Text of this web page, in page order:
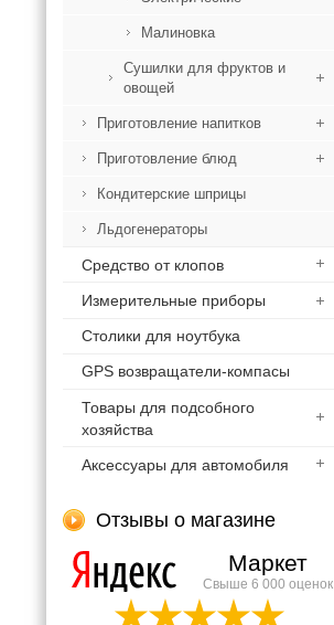
Малиновка
Сушилки для фруктов и
овощей
Приготовление напитков
Приготовление блюд
Кондитерские шприцы
Льдогенераторы
Средство от клопов
Измерительные приборы
Столики для ноутбука
GPS возвращатели-компасы
Товары для подсобного
хозяйства
Аксессуары для автомобиля
Отзывы о магазине
Маркет
Свыше 6 000 оценок